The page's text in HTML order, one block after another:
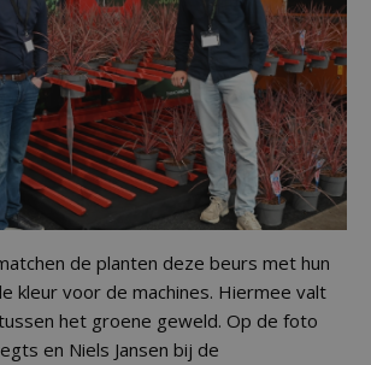
de planten deze beurs met hun
kleur voor de machines. Hiermee valt
het groene geweld. Op de foto
en Niels Jansen bij de